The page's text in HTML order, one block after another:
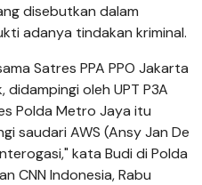
disebutkan dalam
adanya tindakan kriminal.
Satres PPA PPO Jakarta
didampingi oleh UPT P3A
Polda Metro Jaya itu
saudari AWS (Ansy Jan De
kata Budi di Polda
CNN Indonesia, Rabu